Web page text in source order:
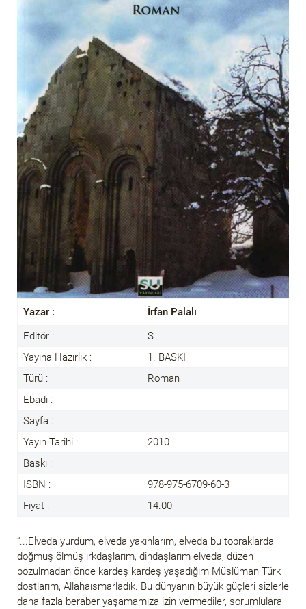
Yazar :
İrfan Palalı
Editör :
S
Yayına Hazırlık :
1. BASKI
Türü :
Roman
Ebadı :
Sayfa :
Yayın Tarihi :
2010
Baskı :
ISBN :
978-975-6709-60-3
Fiyat :
14.00
“...Elveda yurdum, elveda yakınlarım, elveda bu topraklarda
doğmuş ölmüş ırkdaşlarım, dindaşlarım elveda, düzen
bozulmadan önce kardeş kardeş yaşadığım Müslüman Türk
dostlarım, Allahaısmarladık. Bu dünyanın büyük güçleri sizlerle
daha fazla beraber yaşamamıza izin vermediler, sorumlulara